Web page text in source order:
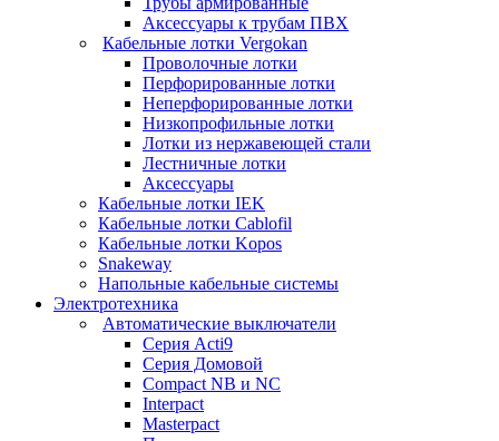
Аксессуары к трубам ПВХ
Кабельные лотки Vergokan
Проволочные лотки
Перфорированные лотки
Неперфорированные лотки
Низкопрофильные лотки
Лотки из нержавеющей стали
Лестничные лотки
Аксессуары
Кабельные лотки IEK
Кабельные лотки Cablofil
Кабельные лотки Kopos
Snakeway
Напольные кабельные системы
Электротехника
Автоматические выключатели
Серия Acti9
Серия Домовой
Compact NB и NC
Interpact
Masterpact